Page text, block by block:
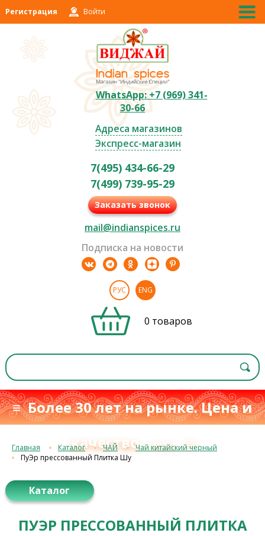
Регистрация Войти
WhatsApp: +7 (969) 341-
30-66
Адреса магазинов
Экспресс-магазин
7(495) 434-66-29
7(499) 739-95-29
Заказать звонок
mail@indianspices.ru
Подписка на новости
РУС ENG
0 товаров
≡ Более 30 лет на рынке. Цена и
качествос 1993 г.≡
Главная Каталог ЧАЙ
Чай китайский черный
ПуЭр прессованный Плитка Шу
Каталог
ПУЭР ПРЕССОВАННЫЙ ПЛИТКА